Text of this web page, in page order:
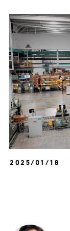
2025/01/18